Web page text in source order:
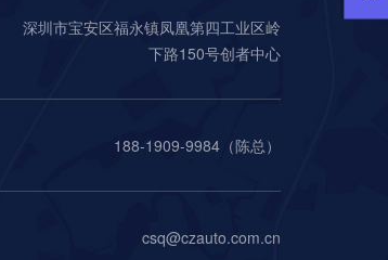
深圳市宝安区福永镇凤凰第四工业区岭
下路150号创者中心
188-1909-9984（陈总）
csq@czauto.com.cn